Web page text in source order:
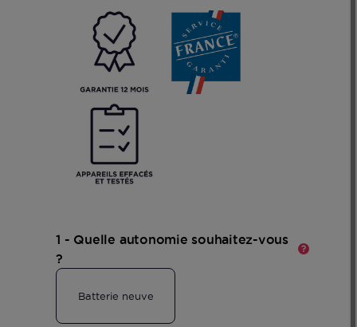
1 - Quelle autonomie souhaitez-vous
?
Batterie neuve